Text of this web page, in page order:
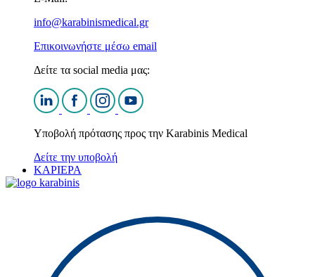
info@karabinismedical.gr
Επικοινωνήστε μέσω email
Δείτε τα social media μας:
Υποβολή πρότασης προς την Karabinis Medical
Δείτε την υποβολή
ΚΑΡΙΕΡΑ